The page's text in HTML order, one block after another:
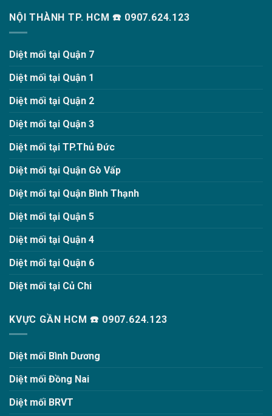
NỘI THÀNH TP. HCM ☎️ 0907.624.123
Diệt mối tại Quận 7
Diệt mối tại Quận 1
Diệt mối tại Quận 2
Diệt mối tại Quận 3
Diệt mối tại TP.Thủ Đức
Diệt mối tại Quận Gò Vấp
Diệt mối tại Quận Bình Thạnh
Diệt mối tại Quận 5
Diệt mối tại Quận 4
Diệt mối tại Quận 6
Diệt mối tại Củ Chi
KVỰC GẦN HCM ☎️ 0907.624.123
Diệt mối Bình Dương
Diệt mối Đồng Nai
Diệt mối BRVT